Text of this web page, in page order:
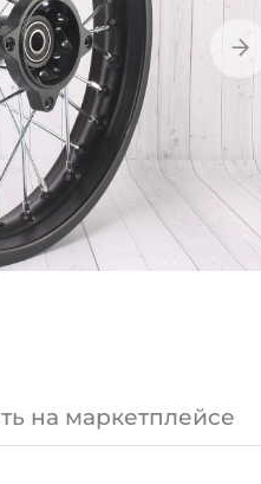
на маркетплейсе